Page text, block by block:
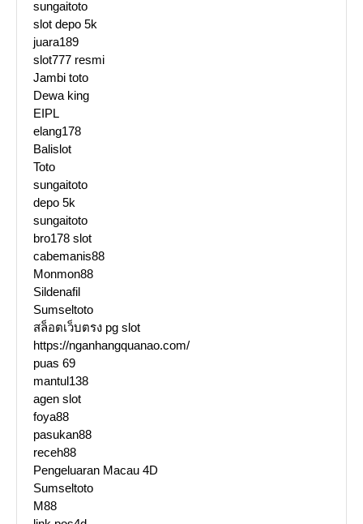
sungaitoto
slot depo 5k
juara189
slot777 resmi
Jambi toto
Dewa king
EIPL
elang178
Balislot
Toto
sungaitoto
depo 5k
sungaitoto
bro178 slot
cabemanis88
Monmon88
Sildenafil
Sumseltoto
สล็อตเว็บตรง pg slot
https://nganhangquanao.com/
puas 69
mantul138
agen slot
foya88
pasukan88
receh88
Pengeluaran Macau 4D
Sumseltoto
M88